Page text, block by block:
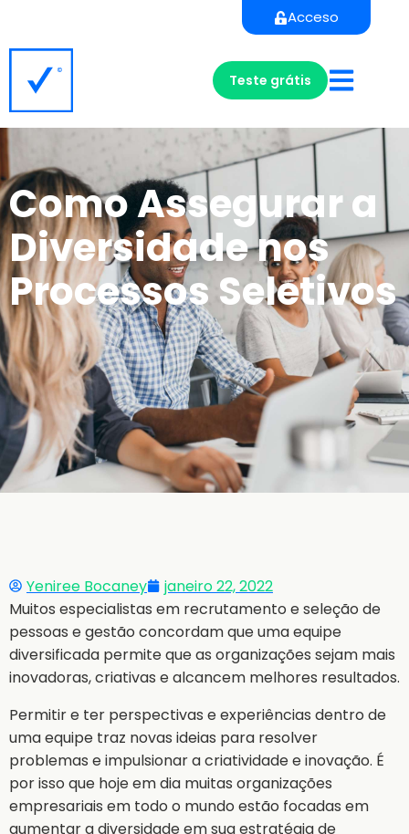
Acceso
Teste grátis
Como Assegurar a
Diversidade nos
Processos Seletivos
Yeniree Bocaney
janeiro 22, 2022
Muitos especialistas em recrutamento e seleção de
pessoas e gestão concordam que uma equipe
diversificada permite que as organizações sejam mais
inovadoras, criativas e alcancem melhores resultados.
Permitir e ter perspectivas e experiências dentro de
uma equipe traz novas ideias para resolver
problemas e impulsionar a criatividade e inovação. É
por isso que hoje em dia muitas organizações
empresariais em todo o mundo estão focadas em
aumentar a diversidade em sua estratégia de